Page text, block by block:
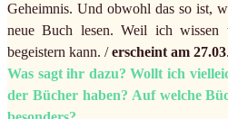
Geheimnis. Und obwohl das so ist,
neue Buch lesen. Weil ich
begeistern kann. /erscheint am 27.03.
Was sagt ihr dazu? Wollt ich
der Bücher haben? Auf welche